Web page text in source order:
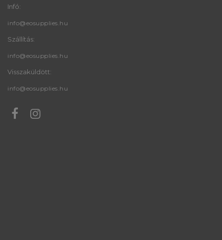
Infó:
info@eosupplies.hu
Szállítás:
info@eosupplies.hu
Visszaküldött:
info@eosupplies.hu